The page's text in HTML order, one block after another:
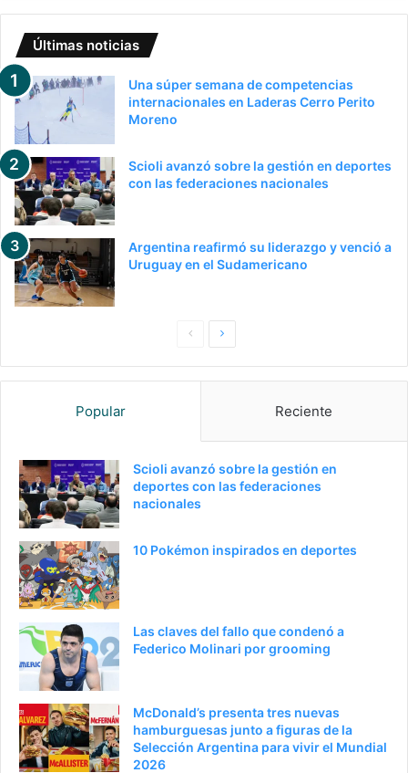
Últimas noticias
Una súper semana de competencias
internacionales en Laderas Cerro Perito
Moreno
Scioli avanzó sobre la gestión en deportes
con las federaciones nacionales
Argentina reafirmó su liderazgo y venció a
Uruguay en el Sudamericano
g
a
n
o
g
n
i
Popular Reciente
Scioli avanzó sobre la gestión en
deportes con las federaciones
nacionales
10 Pokémon inspirados en deportes
Las claves del fallo que condenó a
Federico Molinari por grooming
McDonald’s presenta tres nuevas
hamburguesas junto a figuras de la
Selección Argentina para vivir el Mundial
2026